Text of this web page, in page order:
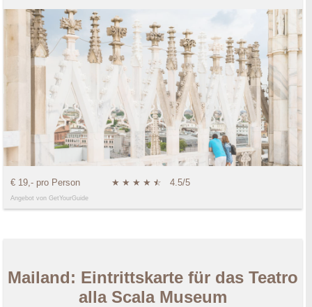
€ 19,- pro Person ★ ★ ★ ★ ★
☆ 4.5/5
Angebot von GetYourGuide
Mailand: Eintrittskarte für das Teatro
alla Scala Museum